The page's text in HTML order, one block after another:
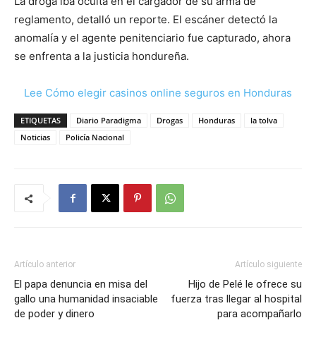
reglamento, detalló un reporte. El escáner detectó la
anomalía y el agente penitenciario fue capturado, ahora
se enfrenta a la justicia hondureña.
Lee Cómo elegir casinos online seguros en Honduras
ETIQUETAS Diario Paradigma Drogas Honduras
la tolva
Noticias
Policía Nacional
Artículo anterior
El papa denuncia en misa del
gallo una humanidad insaciable
de poder y dinero
Artículo siguiente
Hijo de Pelé le ofrece su
fuerza tras llegar al hospital
para acompañarlo